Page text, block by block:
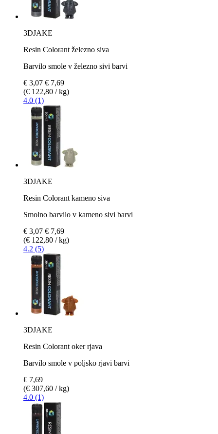
3DJAKE
Resin Colorant železno siva
Barvilo smole v železno sivi barvi
€ 3,07 € 7,69
(€ 122,80 / kg)
4.0 (1)
3DJAKE
Resin Colorant kameno siva
Smolno barvilo v kameno sivi barvi
€ 3,07 € 7,69
(€ 122,80 / kg)
4.2 (5)
3DJAKE
Resin Colorant oker rjava
Barvilo smole v poljsko rjavi barvi
€ 7,69
(€ 307,60 / kg)
4.0 (1)